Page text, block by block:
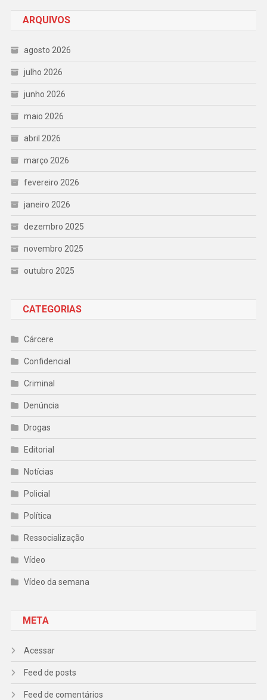
ARQUIVOS
agosto 2026
julho 2026
junho 2026
maio 2026
abril 2026
março 2026
fevereiro 2026
janeiro 2026
dezembro 2025
novembro 2025
outubro 2025
CATEGORIAS
Cárcere
Confidencial
Criminal
Denúncia
Drogas
Editorial
Notícias
Policial
Política
Ressocialização
Vídeo
Vídeo da semana
META
Acessar
Feed de posts
Feed de comentários